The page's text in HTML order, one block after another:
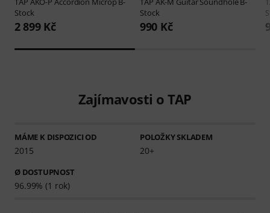
Stock
2 899 Kč
Stock
990 Kč
Zajímavosti o TAP
MÁME K DISPOZICI OD
2015
POLOŽKY SKLADEM
20+
Ø DOSTUPNOST
96.99% (1 rok)